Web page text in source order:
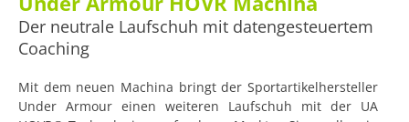
Der neutrale Laufschuh mit datengesteuertem
Coaching
Mit dem neuen Machina bringt der Sportartikelhersteller
Under Armour einen weiteren Laufschuh mit der UA